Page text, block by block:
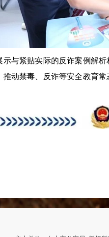
紧贴实际的反诈案例解析
动禁毒、反诈等安全教育